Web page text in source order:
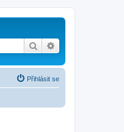
Hledat
Přihlásit se